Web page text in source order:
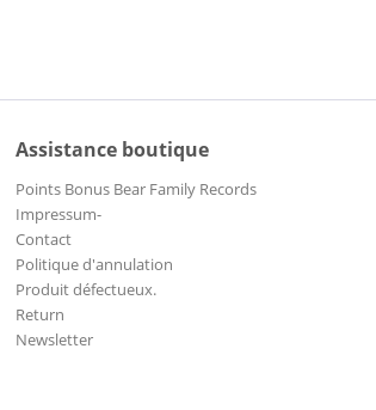
Assistance boutique
Points Bonus Bear Family Records
Impressum-
Contact
Politique d'annulation
Produit défectueux.
Return
Newsletter